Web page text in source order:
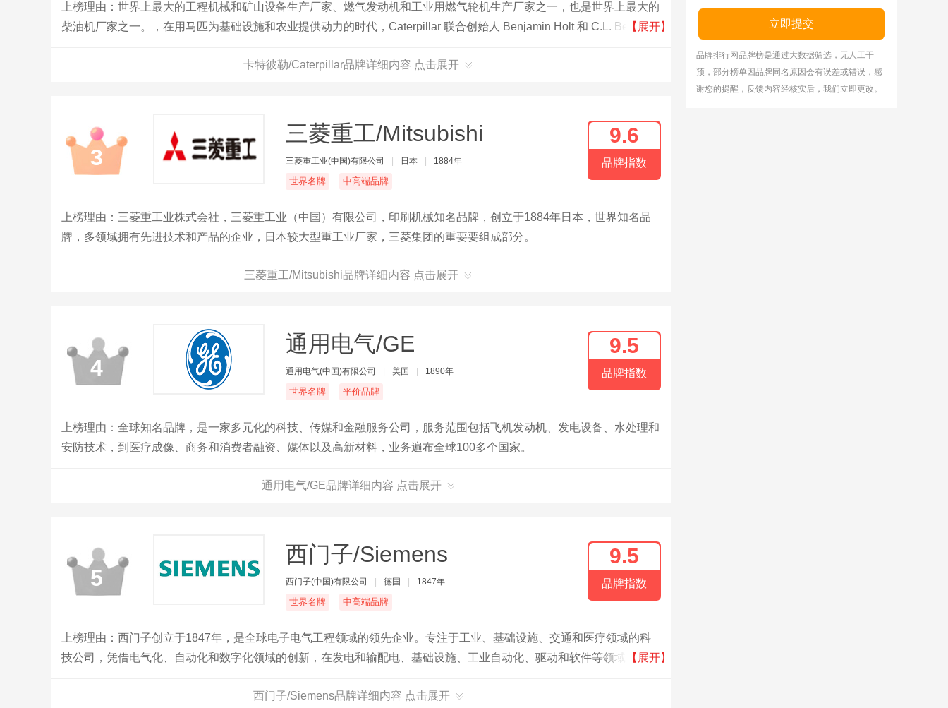
上榜理由：世界上最大的工程机械和矿山设备生产厂家、燃气发动机和工业用燃气轮机生产厂家之一，也是世界上最大的
柴油机厂家之一。，在用马匹为基础设施和农业提供动力的时代，Caterpillar 联合创始人 Benjamin Holt 和 C.L. Best 打
【展开】
卡特彼勒/Caterpillar品牌详细内容 点击展开
3
三菱重工/Mitsubishi
三菱重工业(中国)有限公司 日本 1884年
世界名牌 中高端品牌
9.6
品牌指数
上榜理由：三菱重工业株式会社，三菱重工业（中国）有限公司，印刷机械知名品牌，创立于1884年日本，世界知名品
牌，多领域拥有先进技术和产品的企业，日本较大型重工业厂家，三菱集团的重要要组成部分。
三菱重工/Mitsubishi品牌详细内容 点击展开
4
通用电气/GE
通用电气(中国)有限公司 美国 1890年
世界名牌 平价品牌
9.5
品牌指数
上榜理由：全球知名品牌，是一家多元化的科技、传媒和金融服务公司，服务范围包括飞机发动机、发电设备、水处理和
安防技术，到医疗成像、商务和消费者融资、媒体以及高新材料，业务遍布全球100多个国家。
通用电气/GE品牌详细内容 点击展开
5
西门子/Siemens
西门子(中国)有限公司 德国 1847年
世界名牌 中高端品牌
9.5
品牌指数
上榜理由：西门子创立于1847年，是全球电子电气工程领域的领先企业。专注于工业、基础设施、交通和医疗领域的科
技公司，凭借电气化、自动化和数字化领域的创新，在发电和输配电、基础设施、工业自动化、驱动和软件等领域为客户
【展开】
西门子/Siemens品牌详细内容 点击展开
立即提交
品牌排行网品牌榜是通过大数据筛选，无人工干
预，部分榜单因品牌同名原因会有误差或错误，感
谢您的提醒，反馈内容经核实后，我们立即更改。